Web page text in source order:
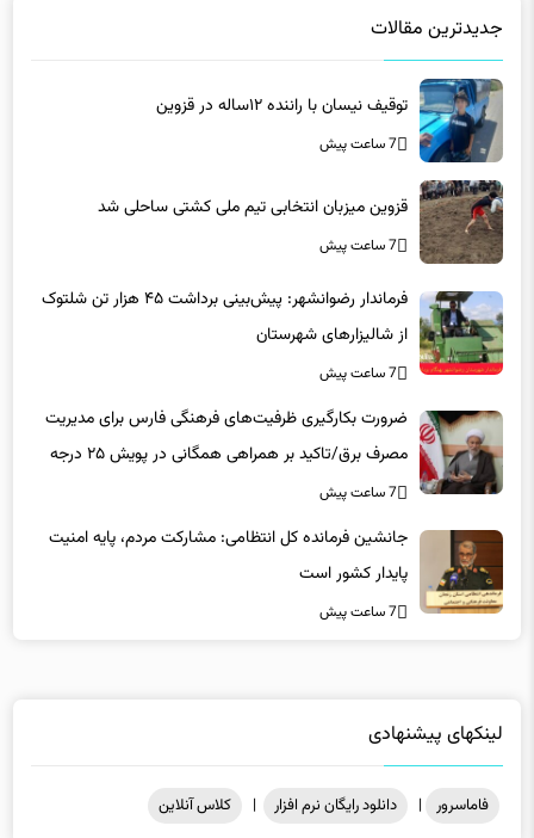
جدیدترین مقالات
توقیف نیسان با راننده ۱۲ساله در قزوین
7 ساعت پیش
قزوین میزبان انتخابی تیم ملی کشتی ساحلی شد
7 ساعت پیش
فرماندار رضوانشهر: پیش‌بینی برداشت ۴۵ هزار تن شلتوک
از شالیزارهای شهرستان
7 ساعت پیش
ضرورت بکارگیری ظرفیت‌های فرهنگی فارس برای مدیریت
مصرف برق/تاکید بر همراهی همگانی در پویش ۲۵ درجه
7 ساعت پیش
جانشین فرمانده کل انتظامی: مشارکت مردم، پایه امنیت
پایدار کشور است
7 ساعت پیش
لینکهای پیشنهادی
فاماسرور | دانلود رایگان نرم افزار | کلاس آنلاین